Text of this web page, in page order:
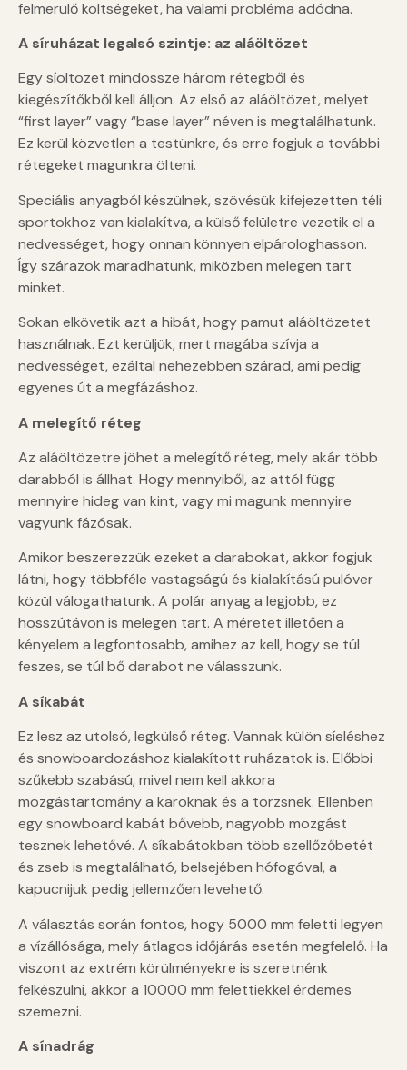
felmerülő költségeket, ha valami probléma adódna.
A síruházat legalsó szintje: az aláöltözet
Egy síöltözet mindössze három rétegből és
kiegészítőkből kell álljon. Az első az aláöltözet, melyet
“first layer” vagy “base layer” néven is megtalálhatunk.
Ez kerül közvetlen a testünkre, és erre fogjuk a további
rétegeket magunkra ölteni.
Speciális anyagból készülnek, szövésük kifejezetten téli
sportokhoz van kialakítva, a külső felületre vezetik el a
nedvességet, hogy onnan könnyen elpárologhasson.
Így szárazok maradhatunk, miközben melegen tart
minket.
Sokan elkövetik azt a hibát, hogy pamut aláöltözetet
használnak. Ezt kerüljük, mert magába szívja a
nedvességet, ezáltal nehezebben szárad, ami pedig
egyenes út a megfázáshoz.
A melegítő réteg
Az aláöltözetre jöhet a melegítő réteg, mely akár több
darabból is állhat. Hogy mennyiből, az attól függ
mennyire hideg van kint, vagy mi magunk mennyire
vagyunk fázósak.
Amikor beszerezzük ezeket a darabokat, akkor fogjuk
látni, hogy többféle vastagságú és kialakítású pulóver
közül válogathatunk. A polár anyag a legjobb, ez
hosszútávon is melegen tart. A méretet illetően a
kényelem a legfontosabb, amihez az kell, hogy se túl
feszes, se túl bő darabot ne válasszunk.
A síkabát
Ez lesz az utolsó, legkülső réteg. Vannak külön síeléshez
és snowboardozáshoz kialakított ruházatok is. Előbbi
szűkebb szabású, mivel nem kell akkora
mozgástartomány a karoknak és a törzsnek. Ellenben
egy snowboard kabát bővebb, nagyobb mozgást
tesznek lehetővé. A síkabátokban több szellőzőbetét
és zseb is megtalálható, belsejében hófogóval, a
kapucnijuk pedig jellemzően levehető.
A választás során fontos, hogy 5000 mm feletti legyen
a vízállósága, mely átlagos időjárás esetén megfelelő. Ha
viszont az extrém körülményekre is szeretnénk
felkészülni, akkor a 10000 mm felettiekkel érdemes
szemezni.
A sínadrág